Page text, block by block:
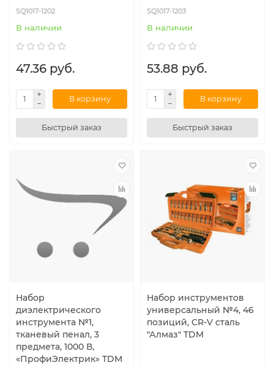
SQ1017-1202
В наличии
47.36 руб.
В корзину
Быстрый заказ
SQ1017-1203
В наличии
53.88 руб.
В корзину
Быстрый заказ
Набор
диэлектрического
инструмента №1,
тканевый пенал, 3
предмета, 1000 В,
«ПрофиЭлектрик» TDM
Набор инструментов
универсальный №4, 46
позиций, CR-V сталь
"Алмаз" TDM